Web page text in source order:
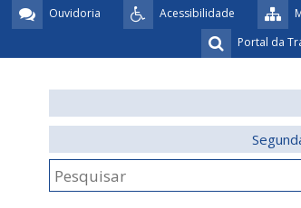
Acessibilidade
Ouvidoria
Portal da